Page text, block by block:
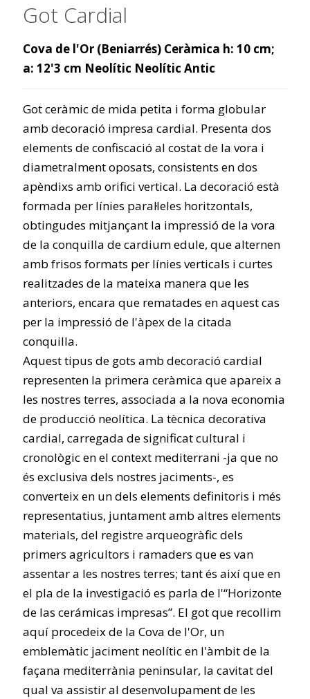
Got Cardial
Cova de l'Or (Beniarrés) Ceràmica h: 10 cm;
a: 12'3 cm Neolític Neolític Antic
Got ceràmic de mida petita i forma globular
amb decoració impresa cardial. Presenta dos
elements de confiscació al costat de la vora i
diametralment oposats, consistents en dos
apèndixs amb orifici vertical. La decoració està
formada per línies paral·leles horitzontals,
obtingudes mitjançant la impressió de la vora
de la conquilla de cardium edule, que alternen
amb frisos formats per línies verticals i curtes
realitzades de la mateixa manera que les
anteriors, encara que rematades en aquest cas
per la impressió de l'àpex de la citada
conquilla.
Aquest tipus de gots amb decoració cardial
representen la primera ceràmica que apareix a
les nostres terres, associada a la nova economia
de producció neolítica. La tècnica decorativa
cardial, carregada de significat cultural i
cronològic en el context mediterrani -ja que no
és exclusiva dels nostres jaciments-, es
converteix en un dels elements definitoris i més
representatius, juntament amb altres elements
materials, del registre arqueogràfic dels
primers agricultors i ramaders que es van
assentar a les nostres terres; tant és així que en
el pla de la investigació es parla de l'“Horizonte
de las cerámicas impresas”. El got que recollim
aquí procedeix de la Cova de l'Or, un
emblemàtic jaciment neolític en l'àmbit de la
façana mediterrània peninsular, la cavitat del
qual va assistir al desenvolupament de les